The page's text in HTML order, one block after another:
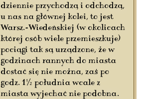
dziennie przychodzą i odchodzą,
u nas na głównej kolei, to jest
Warsz.-Wiedeńskiej (w okolicach
której osób wiele przemieszkuje)
pociągi tak są urządzone, że w
godzinach rannych do miasta
dostać się nie można, zaś po
godz. 1½ południa wcale z
miasta wyjechać nie podobna.